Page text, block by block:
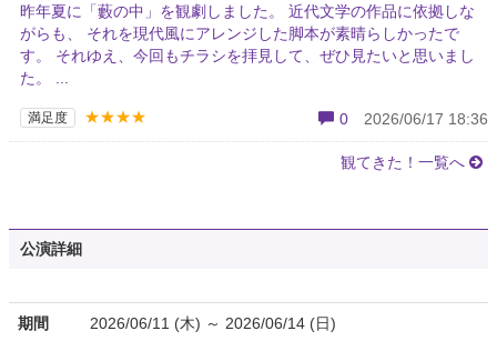
昨年夏に「藪の中」を観劇しました。 近代文学の作品に依拠しな
がらも、 それを現代風にアレンジした脚本が素晴らしかったで
す。 それゆえ、今回もチラシを拝見して、ぜひ見たいと思いまし
た。 ...
満足度 ★★★★ 0 2026/06/17 18:36
観てきた！一覧へ
公演詳細
期間 2026/06/11 (木) ～ 2026/06/14 (日)